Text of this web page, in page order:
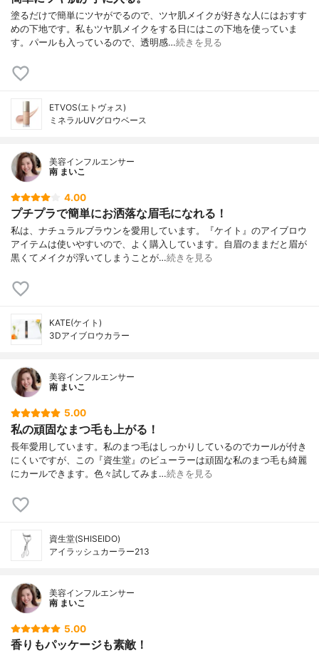
塗るだけで簡単にツヤがでるので、ツヤ肌メイクが好きな人にはおすす
めの下地です。私もツヤ肌メイクをする日にはこの下地を使っていま
す。パールも入っているので、透明感…続きを見る
ETVOS(エトヴォス)
ミネラルUVグロウベース
美容インフルエンサー
南 まいこ
4.00
プチプラで簡単にお洒落な眉毛になれる！
私は、ナチュラルブラウンを愛用しています。『ケイト』のアイブロウ
アイテムは使いやすいので、よく購入しています。自眉のままだと眉が
黒くてメイクが浮いてしまうことが…続きを見る
KATE(ケイト)
3Dアイブロウカラー
美容インフルエンサー
南 まいこ
5.00
私の頑固なまつ毛も上がる！
長年愛用しています。私のまつ毛はしっかりしているのでカールが付き
にくいですが、この『資生堂』のビューラーは頑固な私のまつ毛も綺麗
にカールできます。色々試してみま…続きを見る
資生堂(SHISEIDO)
アイラッシュカーラー213
美容インフルエンサー
南 まいこ
5.00
香りもパッケージも素敵！